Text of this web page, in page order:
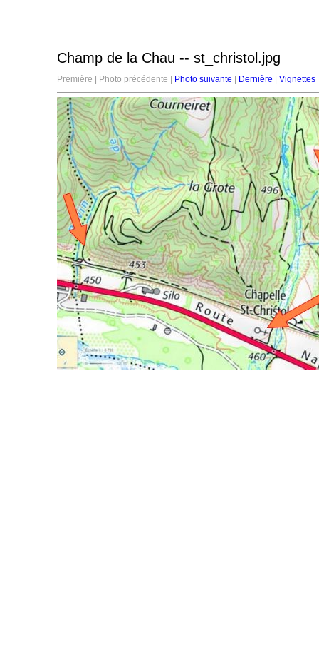
Champ de la Chau -- st_christol.jpg
Première | Photo précédente | Photo suivante Dernière Vignettes